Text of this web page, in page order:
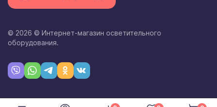
© 2026 © Интернет-магазин осветительного
оборудования.